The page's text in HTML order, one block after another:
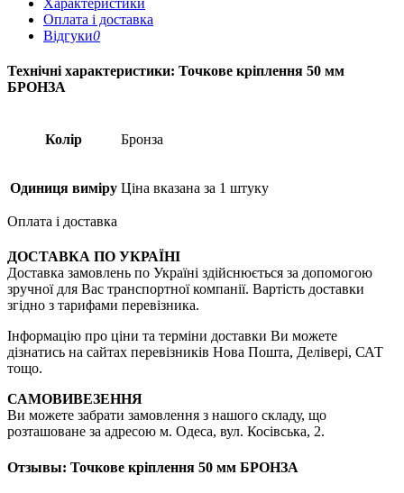
Оплата і доставка
Відгуки0
Технічні характеристики: Точкове кріплення 50 мм
БРОНЗА
Колір Бронза
Одиниця виміру Ціна вказана за 1 штуку
Оплата і доставка
ДОСТАВКА ПО УКРАЇНІ
Доставка замовлень по Україні здійснюється за допомогою
зручної для Вас транспортної компанії. Вартість доставки
згідно з тарифами перевізника.
Інформацію про ціни та терміни доставки Ви можете
дізнатись на сайтах перевізників Нова Пошта, Делівері, САТ
тощо.
САМОВИВЕЗЕННЯ
Ви можете забрати замовлення з нашого складу, що
розташоване за адресою м. Одеса, вул. Косівська, 2.
Отзывы: Точкове кріплення 50 мм БРОНЗА